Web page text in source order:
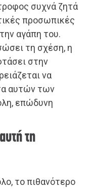
συχνά ζητά
προσωπικές
αγάπη του.
τη σχέση, η
στην
να
αυτών των
επώδυνη
τη
το πιθανότερο